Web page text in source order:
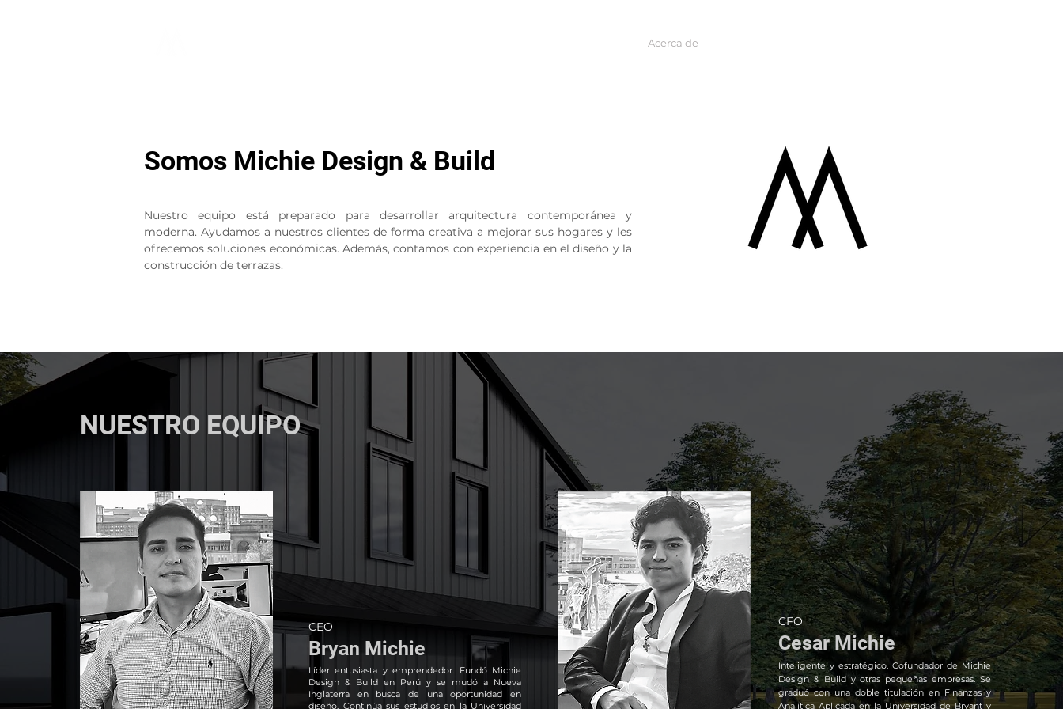
Acerca de
Somos Michie Design & Build
Nuestro equipo está preparado para desarrollar arquitectura contemporánea y
moderna. Ayudamos a nuestros clientes de forma creativa a mejorar sus hogares y les
ofrecemos soluciones económicas. Además, contamos con experiencia en el diseño y la
construcción de terrazas.
NUESTRO EQUIPO
CEO
Bryan Michie
Líder entusiasta y emprendedor. Fundó Michie
Design & Build en Perú y se mudó a Nueva
Inglaterra en busca de una oportunidad en
diseño. Continúa sus estudios en la Universidad
CFO
Cesar Michie
Inteligente y estratégico. Cofundador de Michie
Design & Build y otras pequeñas empresas. Se
graduó con una doble titulación en Finanzas y
Analítica Aplicada en la Universidad de Bryant y